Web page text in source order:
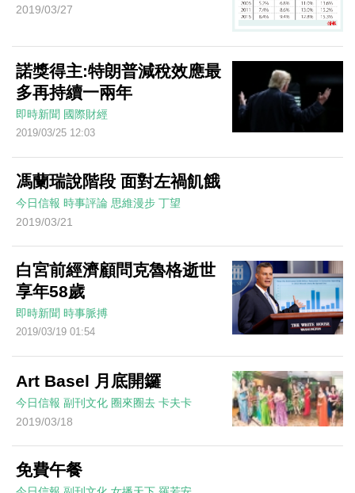
2019/03/27
諾獎得主:特朗普減稅效應最
多再持續一兩年
即時新聞 國際財經
2019/03/25 12:03
馮蘭瑞說階段 面對左禍飢餓
今日信報 時事評論 思維漫步 丁望
2019/03/21
白宮前經濟顧問克魯格逝世
享年58歲
即時新聞 時事脈搏
2019/03/19 01:54
Art Basel 月底開鑼
今日信報 副刊文化 圈來圈去 卡夫卡
2019/03/18
免費午餐